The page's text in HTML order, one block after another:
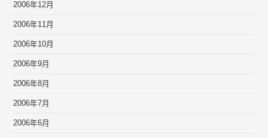
2006年12月
2006年11月
2006年10月
2006年9月
2006年8月
2006年7月
2006年6月